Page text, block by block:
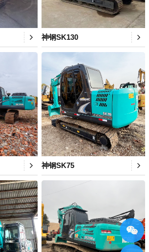
神钢SK130
神钢SK75